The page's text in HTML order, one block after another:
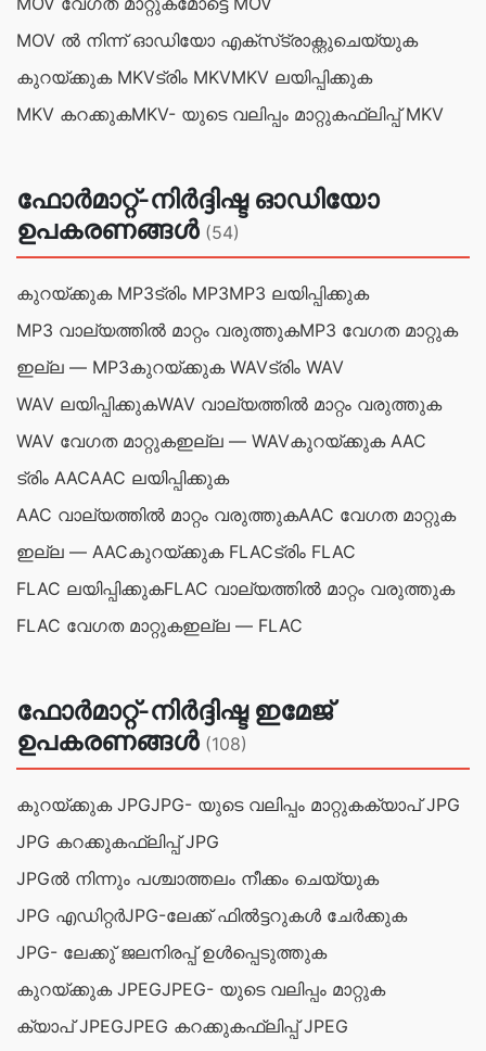
MOV ൽ നിന്ന് ഓഡിയോ എക്‌സ്‌ട്രാക്റ്റുചെയ്യുക
കുറയ്ക്കുക MKVട്രിം MKVMKV ലയിപ്പിക്കുക
MKV കറക്കുകMKV- യുടെ വലിപ്പം മാറ്റുകഫ്ലിപ്പ് MKV
ഫോർമാറ്റ്-നിർദ്ദിഷ്ട ഓഡിയോ
ഉപകരണങ്ങൾ (54)
കുറയ്ക്കുക MP3ട്രിം MP3MP3 ലയിപ്പിക്കുക
MP3 വാല്യത്തില്‍ മാറ്റം വരുത്തുകMP3 വേഗത മാറ്റുക
ഇല്ല — MP3കുറയ്ക്കുക WAVട്രിം WAV
WAV ലയിപ്പിക്കുകWAV വാല്യത്തില്‍ മാറ്റം വരുത്തുക
WAV വേഗത മാറ്റുകഇല്ല — WAVകുറയ്ക്കുക AAC
ട്രിം AACAAC ലയിപ്പിക്കുക
AAC വാല്യത്തില്‍ മാറ്റം വരുത്തുകAAC വേഗത മാറ്റുക
ഇല്ല — AACകുറയ്ക്കുക FLACട്രിം FLAC
FLAC ലയിപ്പിക്കുകFLAC വാല്യത്തില്‍ മാറ്റം വരുത്തുക
FLAC വേഗത മാറ്റുകഇല്ല — FLAC
ഫോർമാറ്റ്-നിർദ്ദിഷ്ട ഇമേജ്
ഉപകരണങ്ങൾ (108)
കുറയ്ക്കുക JPGJPG- യുടെ വലിപ്പം മാറ്റുകക്യാപ് JPG
JPG കറക്കുകഫ്ലിപ്പ് JPG
JPGല്‍ നിന്നും പശ്ചാത്തലം നീക്കം ചെയ്യുക
JPG എഡിറ്റര്‍JPG-ലേക്ക് ഫിൽട്ടറുകൾ ചേർക്കുക
JPG- ലേക്കു് ജലനിരപ്പ് ഉള്‍പ്പെടുത്തുക
കുറയ്ക്കുക JPEGJPEG- യുടെ വലിപ്പം മാറ്റുക
ക്യാപ് JPEGJPEG കറക്കുകഫ്ലിപ്പ് JPEG